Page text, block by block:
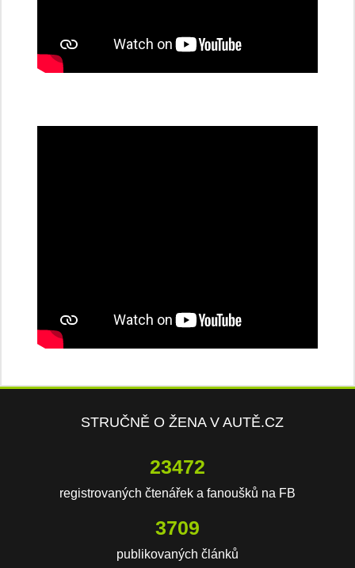
STRUČNĚ O ŽENA V AUTĚ.CZ
23472
registrovaných čtenářek a fanoušků na FB
3709
publikovaných článků